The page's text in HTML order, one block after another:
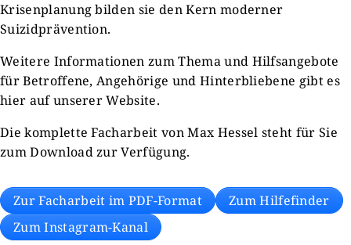
Krisenplanung bilden sie den Kern moderner
Suizidprävention.
Weitere Informationen zum Thema und Hilfsangebote
für Betroffene, Angehörige und Hinterbliebene gibt es
hier auf unserer Website.
Die komplette Facharbeit von Max Hessel steht für Sie
zum Download zur Verfügung.
Zur Facharbeit im PDF-Format
Zum Hilfefinder
Zum Instagram-Kanal